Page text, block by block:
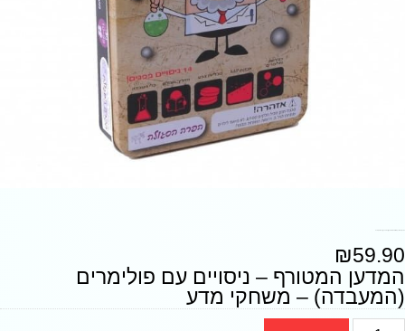
₪59.90
המדען המטורף – ניסויים עם פולימרים
(המעבדה) – משחקי מדע